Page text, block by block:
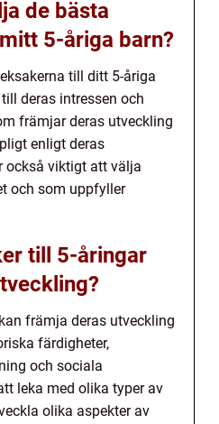
de bästa
5-åriga barn?
till ditt 5-åriga
deras intressen och
främjar deras utveckling
enligt deras
också viktigt att välja
och som uppfyller
till 5-åringar
främja deras utveckling
färdigheter,
och sociala
leka med olika typer av
olika aspekter av